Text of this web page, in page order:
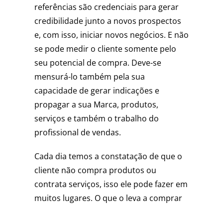
referências são credenciais para gerar
credibilidade junto a novos prospectos
e, com isso, iniciar novos negócios. E não
se pode medir o cliente somente pelo
seu potencial de compra. Deve-se
mensurá-lo também pela sua
capacidade de gerar indicações e
propagar a sua Marca, produtos,
serviços e também o trabalho do
profissional de vendas.
Cada dia temos a constatação de que o
cliente não compra produtos ou
contrata serviços, isso ele pode fazer em
muitos lugares. O que o leva a comprar